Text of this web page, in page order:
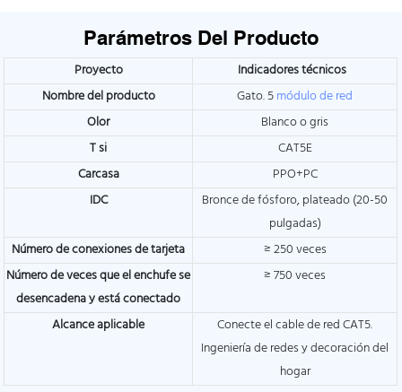
Parámetros Del Producto
Proyecto
Indicadores técnicos
Nombre del producto
Gato. 5módulo de red
Olor
Blanco o gris
Tsi
CAT5E
Carcasa
PPO+PC
IDC
Bronce de fósforo, plateado (20-50
pulgadas)
Número de conexiones de tarjeta
≥ 250 veces
Número de veces que el enchufe se
desencadena y está conectado
≥ 750 veces
Alcance aplicable
Conecte el cable de red CAT5.
Ingeniería de redes y decoración del
hogar